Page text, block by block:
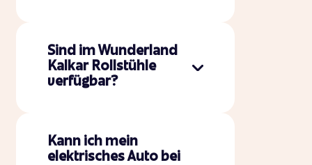
Sind im Wunderland
Kalkar Rollstühle
verfügbar?
Kann ich mein
elektrisches Auto bei